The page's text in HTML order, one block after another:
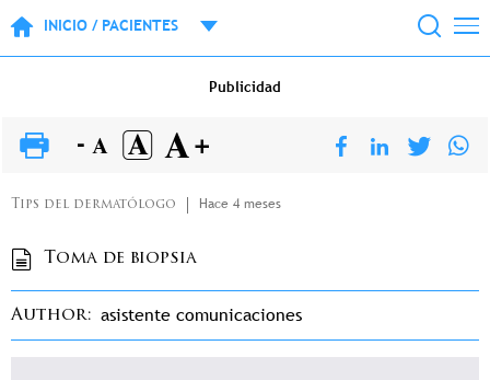
INICIO / PACIENTES
Publicidad
Tips del dermatólogo Hace 4 meses
Toma de biopsia
Author asistente comunicaciones